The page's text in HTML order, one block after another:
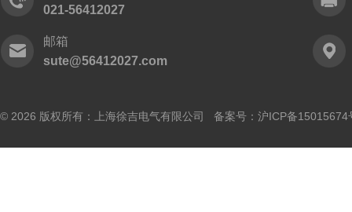
021-56412027
邮箱
sute@56412027.com
© 2026 版权所有：上海徐吉电气有限公司 备案号： 沪ICP备15015674